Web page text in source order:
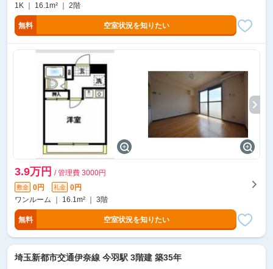
1K ｜ 16.1m² ｜ 2階
無料 空室状況を知りたい
3.9万円 / 管理費 3000円
敷金 0円 礼金
0円
ワンルーム ｜ 16.1m² ｜ 3階
無料 空室状況を知りたい
埼玉新都市交通伊奈線 今羽駅 3階建 築35年